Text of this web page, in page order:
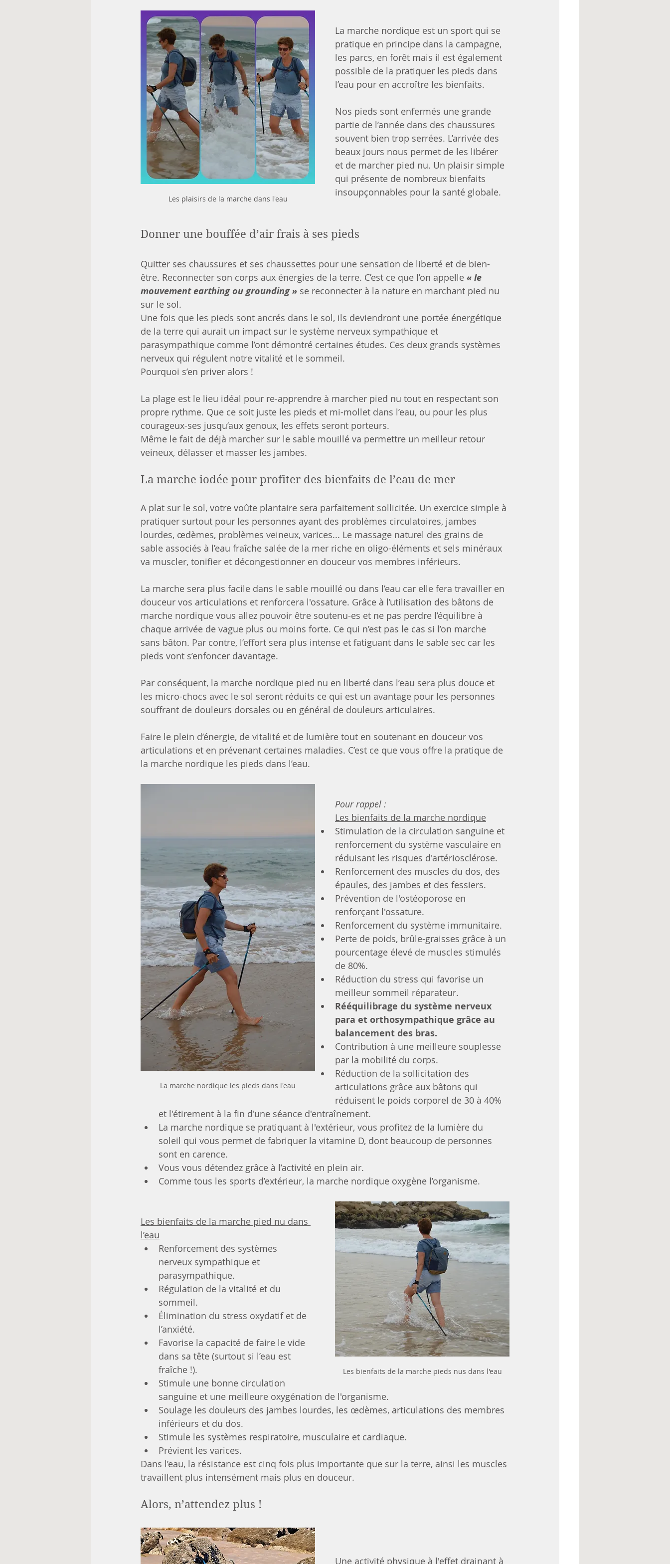
Les plaisirs de la marche dans l'eau
La marche nordique est un sport qui se
pratique en principe dans la campagne,
les parcs, en forêt mais il est également
possible de la pratiquer les pieds dans
l’eau pour en accroître les bienfaits.
Nos pieds sont enfermés une grande
partie de l’année dans des chaussures
souvent bien trop serrées. L’arrivée des
beaux jours nous permet de les libérer
et de marcher pied nu. Un plaisir simple
qui présente de nombreux bienfaits
insoupçonnables pour la santé globale.
Donner une bouffée d’air frais à ses pieds
Quitter ses chaussures et ses chaussettes pour une sensation de liberté et de bien-
être. Reconnecter son corps aux énergies de la terre. C’est ce que l’on appelle « le
mouvement earthing ou grounding » se reconnecter à la nature en marchant pied nu
sur le sol.
Une fois que les pieds sont ancrés dans le sol, ils deviendront une portée énergétique
de la terre qui aurait un impact sur le système nerveux sympathique et
parasympathique comme l’ont démontré certaines études. Ces deux grands systèmes
nerveux qui régulent notre vitalité et le sommeil.
Pourquoi s’en priver alors !
La plage est le lieu idéal pour re-apprendre à marcher pied nu tout en respectant son
propre rythme. Que ce soit juste les pieds et mi-mollet dans l’eau, ou pour les plus
courageux-ses jusqu’aux genoux, les effets seront porteurs.
Même le fait de déjà marcher sur le sable mouillé va permettre un meilleur retour
veineux, délasser et masser les jambes.
La marche iodée pour profiter des bienfaits de l’eau de mer
A plat sur le sol, votre voûte plantaire sera parfaitement sollicitée. Un exercice simple à
pratiquer surtout pour les personnes ayant des problèmes circulatoires, jambes
lourdes, œdèmes, problèmes veineux, varices... Le massage naturel des grains de
sable associés à l’eau fraîche salée de la mer riche en oligo-éléments et sels minéraux
va muscler, tonifier et décongestionner en douceur vos membres inférieurs.
La marche sera plus facile dans le sable mouillé ou dans l’eau car elle fera travailler en
douceur vos articulations et renforcera l'ossature. Grâce à l’utilisation des bâtons de
marche nordique vous allez pouvoir être soutenu-es et ne pas perdre l’équilibre à
chaque arrivée de vague plus ou moins forte. Ce qui n’est pas le cas si l’on marche
sans bâton. Par contre, l’effort sera plus intense et fatiguant dans le sable sec car les
pieds vont s’enfoncer davantage.
Par conséquent, la marche nordique pied nu en liberté dans l’eau sera plus douce et
les micro-chocs avec le sol seront réduits ce qui est un avantage pour les personnes
souffrant de douleurs dorsales ou en général de douleurs articulaires.
Faire le plein d’énergie, de vitalité et de lumière tout en soutenant en douceur vos
articulations et en prévenant certaines maladies. C’est ce que vous offre la pratique de
la marche nordique les pieds dans l’eau.
La marche nordique les pieds dans l'eau
Pour rappel :
Les bienfaits de la marche nordique
Stimulation de la circulation sanguine et
renforcement du système vasculaire en
réduisant les risques d'artériosclérose.
Renforcement des muscles du dos, des
épaules, des jambes et des fessiers.
Prévention de l'ostéoporose en
renforçant l'ossature.
Renforcement du système immunitaire.
Perte de poids, brûle-graisses grâce à un
pourcentage élevé de muscles stimulés
de 80%.
Réduction du stress qui favorise un
meilleur sommeil réparateur.
Rééquilibrage du système nerveux
para et orthosympathique grâce au
balancement des bras.
Contribution à une meilleure souplesse
par la mobilité du corps.
Réduction de la sollicitation des
articulations grâce aux bâtons qui
réduisent le poids corporel de 30 à 40%
et l'étirement à la fin d'une séance d'entraînement.
La marche nordique se pratiquant à l'extérieur, vous profitez de la lumière du
soleil qui vous permet de fabriquer la vitamine D, dont beaucoup de personnes
sont en carence.
Vous vous détendez grâce à l’activité en plein air.
Comme tous les sports d’extérieur, la marche nordique oxygène l’organisme.
Les bienfaits de la marche pieds nus dans l'eau
Les bienfaits de la marche pied nu dans
l’eau
Renforcement des systèmes
nerveux sympathique et
parasympathique.
Régulation de la vitalité et du
sommeil.
Élimination du stress oxydatif et de
l’anxiété.
Favorise la capacité de faire le vide
dans sa tête (surtout si l’eau est
fraîche !).
Stimule une bonne circulation
sanguine et une meilleure oxygénation de l'organisme.
Soulage les douleurs des jambes lourdes, les œdèmes, articulations des membres
inférieurs et du dos.
Stimule les systèmes respiratoire, musculaire et cardiaque.
Prévient les varices.
Dans l’eau, la résistance est cinq fois plus importante que sur la terre, ainsi les muscles
travaillent plus intensément mais plus en douceur.
Alors, n’attendez plus !
Une activité physique à l'effet drainant à